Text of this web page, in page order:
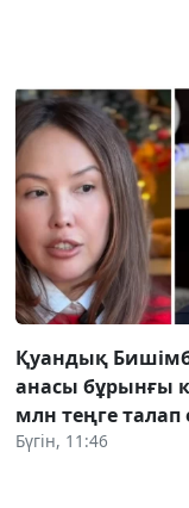
Қуандық
анасы бұрынғы
млн теңге талап
Бүгін, 11:46